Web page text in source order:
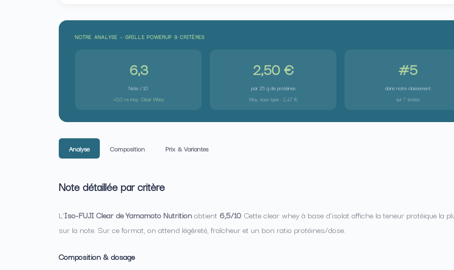
NOTRE ANALYSE – GRILLE POWERUP 9 CRITÈRES
6,3
Note / 10
+0,0 vs moy. Clear Whey
2,50 €
par 25 g de protéines
Moy. sous-type : 2,47 €
#5
dans notre classement
sur 7 testés
Analyse Composition Prix & Variantes
Note détaillée par critère
L’Iso-FUJI Clear de Yamamoto Nutritionobtient 6,5/10. Cette clear whey à base d’isolat affiche la teneur protéique la
sur la note. Sur ce format, on attend légèreté, fraîcheur et un bon ratio protéines/dose.
Composition & dosage